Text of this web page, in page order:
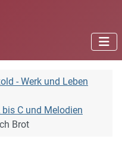
- Werk und Leben
C und Melodien
Brot